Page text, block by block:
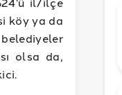
köy ya da
olsa da,